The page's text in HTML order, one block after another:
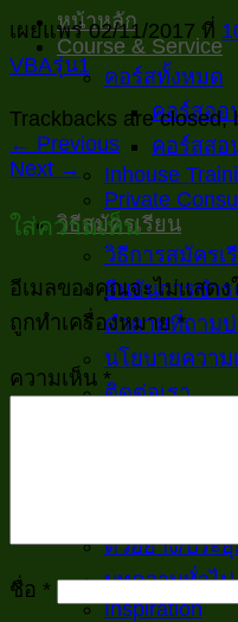
หน้าหลัก
Course & Service
คอร์สทั้งหมด
คอร์สออ
คอร์สสอ
Inhouse
Private
วิธีสมัครเรียน
วิธีการสมัครเ
ยืนยันการชำร
คำถามที่ถามบ่
นโยบายควา
ติดต่อเรา
ตัวอย่าง/ประ
บทความทั่วไป
Inspiration
เผยแพร่02/11/2017 ที่
VBAรุ่น1
Trackbacks are closed,
← Previous
Next →
ใส่ความเห็น
อีเมลของคุณจะไม่แสดง
ถูกทำเครื่องหมาย*
ความเห็น *
ชื่อ *